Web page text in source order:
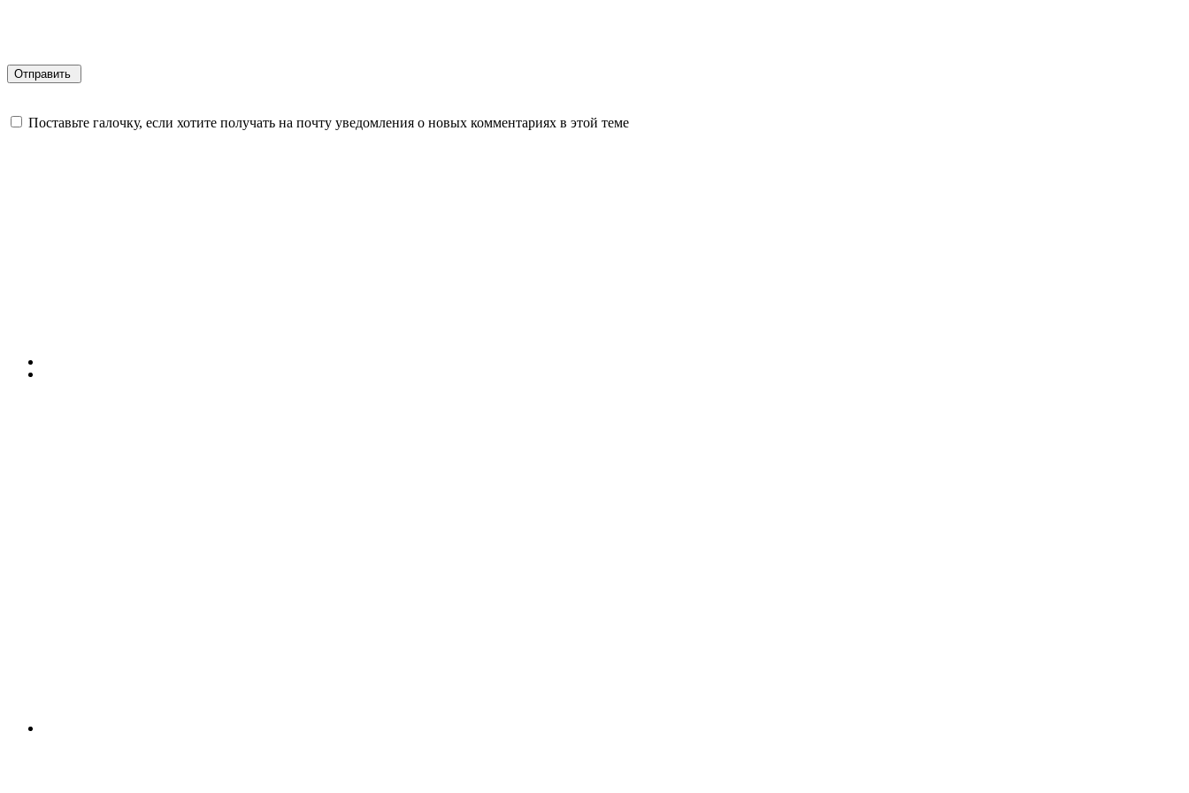
Поставьте галочку, если хотите получать на почту уведомления о новых комментариях в этой теме